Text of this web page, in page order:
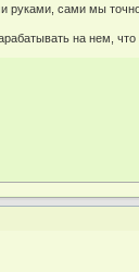
сами мы
на нем,